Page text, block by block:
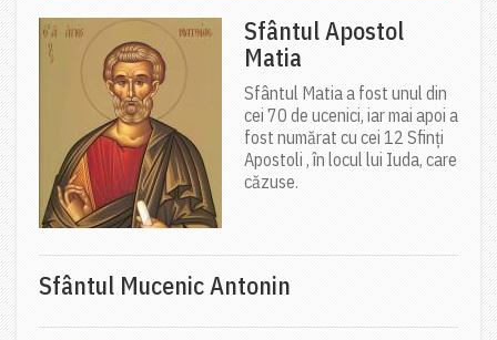
Sfântul Apostol
Matia
Sfântul Matia a fost unul din
cei 70 de ucenici, iar mai apoi a
fost numărat cu cei 12 Sfinți
Apostoli , în locul lui Iuda, care
căzuse.
Sfântul Mucenic Antonin